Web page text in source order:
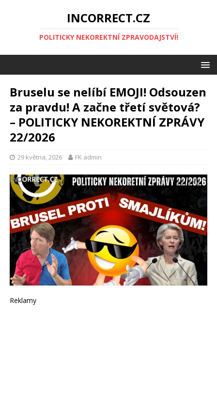
INCORRECT.CZ
POLITICKY NEKOREKTNÍ ZPRAVODAJSTVÍ!
Bruselu se nelíbí EMOJI! Odsouzen
za pravdu! A začne třetí světová?
– POLITICKY NEKOREKTNÍ ZPRÁVY
22/2026
29 května, 2026 FK admin
Reklamy